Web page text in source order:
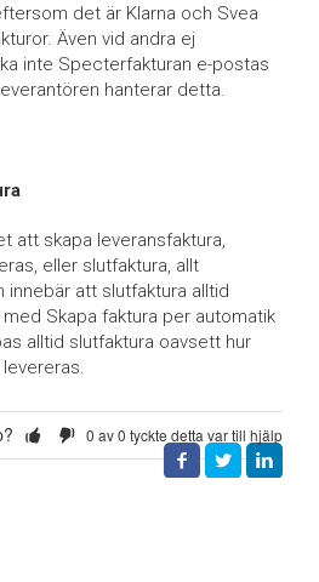
det är Klarna och Svea
Även vid andra ej
inte Specterfakturan e-postas
hanterar detta.
att skapa leveransfaktura,
eller slutfaktura, allt
innebär att slutfaktura alltid
Skapa faktura per automatik
alltid slutfaktura oavsett hur
0 av 0 tyckte detta var till hjälp